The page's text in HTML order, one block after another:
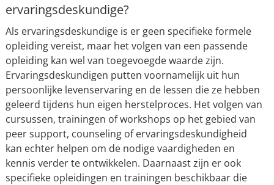
ervaringsdeskundige?
Als ervaringsdeskundige is er geen specifieke formele
opleiding vereist, maar het volgen van een passende
opleiding kan wel van toegevoegde waarde zijn.
Ervaringsdeskundigen putten voornamelijk uit hun
persoonlijke levenservaring en de lessen die ze hebben
geleerd tijdens hun eigen herstelproces. Het volgen van
cursussen, trainingen of workshops op het gebied van
peer support, counseling of ervaringsdeskundigheid
kan echter helpen om de nodige vaardigheden en
kennis verder te ontwikkelen. Daarnaast zijn er ook
specifieke opleidingen en trainingen beschikbaar die